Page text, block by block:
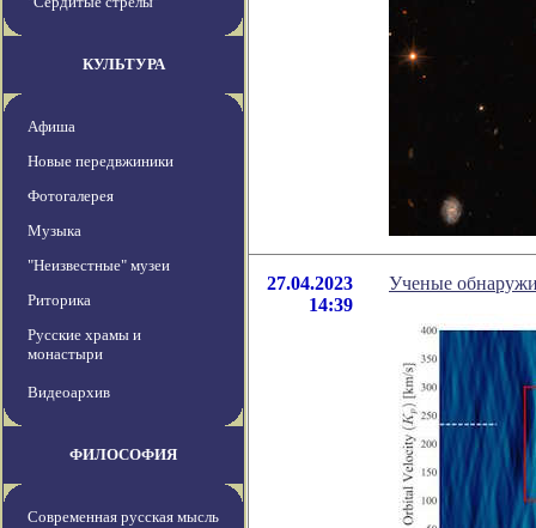
КУЛЬТУРА
Афиша
Новые передвжиники
Фотогалерея
Музыка
"Неизвестные" музеи
Риторика
Русские храмы и
монастыри
Видеоархив
ФИЛОСОФИЯ
Современная русская мысль
27.04.2023
14:39
Ученые